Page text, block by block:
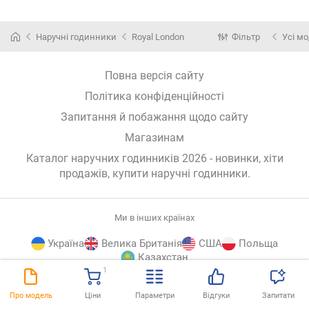
Про модель Ціни
1
Параметри Відгуки Запитати
Наручні годинники Royal London Фільтр Усі
Повна версія сайту
Політика конфіденційності
Запитання й побажання щодо сайту
Магазинам
Каталог наручних годинників 2026 - новинки, хіти
продажів, купити наручні годинники.
Ми в інших країнах
Україна Велика Британія США
Польща
Казахстан
Katalog
© E-Katalog, 2026 ВГОРУ